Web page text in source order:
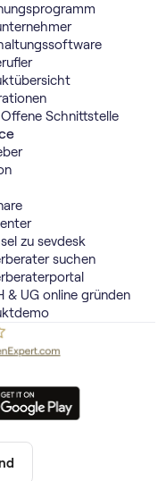
Schnittstelle
zu sevdesk
suchen
& UG online gründen